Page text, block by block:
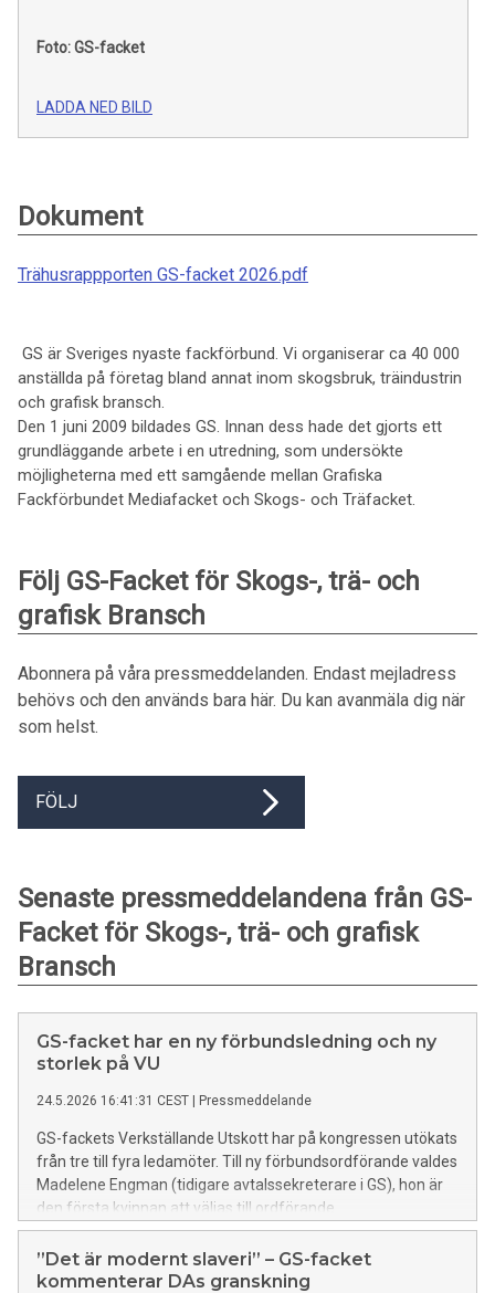
Foto: GS-facket
LADDA NED BILD
Dokument
Trähusrappporten GS-facket 2026.pdf
GS är Sveriges nyaste fackförbund. Vi organiserar ca 40 000
anställda på företag bland annat inom skogsbruk, träindustrin
och grafisk bransch.
Den 1 juni 2009 bildades GS. Innan dess hade det gjorts ett
grundläggande arbete i en utredning, som undersökte
möjligheterna med ett samgående mellan Grafiska
Fackförbundet Mediafacket och Skogs- och Träfacket.
Följ GS-Facket för Skogs-, trä- och
grafisk Bransch
Abonnera på våra pressmeddelanden. Endast mejladress
behövs och den används bara här. Du kan avanmäla dig när
som helst.
FÖLJ
Senaste pressmeddelandena från GS-
Facket för Skogs-, trä- och grafisk
Bransch
GS-facket har en ny förbundsledning och ny
storlek på VU
24.5.2026 16:41:31 CEST | Pressmeddelande
GS-fackets Verkställande Utskott har på kongressen utökats
från tre till fyra ledamöter. Till ny förbundsordförande valdes
Madelene Engman (tidigare avtalssekreterare i GS), hon är
den första kvinnan att väljas till ordförande.
”Det är modernt slaveri” – GS-facket
kommenterar DAs granskning